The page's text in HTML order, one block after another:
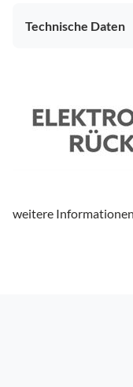
Technische Daten
weitere Informationen